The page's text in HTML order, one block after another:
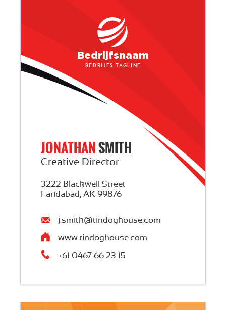
+61 0467 66 23 15
www.tindoghouse.com
Creative Director
3222 Blackwell Street
Faridabad, AK 99876
j.smith@tindoghouse.com
JONATHANSMITH
Bedrijfsnaam
Bedrijfs tagline